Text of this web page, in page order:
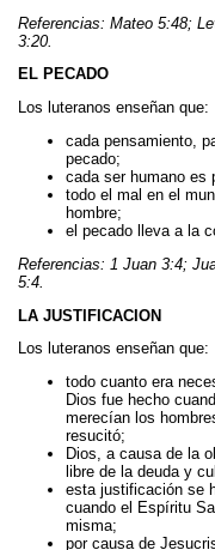
Referencias: Mateo 5:48;
3:20.
EL PECADO
Los luteranos enseñan que:
cada pensamiento,
pecado;
cada ser humano es
todo el mal en el
hombre;
el pecado lleva a la
Referencias: 1 Juan 3:4;
5:4.
LA JUSTIFICACION
Los luteranos enseñan que:
todo cuanto era
Dios fue hecho
merecían los
resucitó;
Dios, a causa de la
libre de la deuda y
esta justificación se
cuando el Espíritu
misma;
por causa de